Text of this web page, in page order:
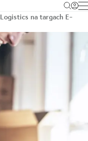
na targach E-